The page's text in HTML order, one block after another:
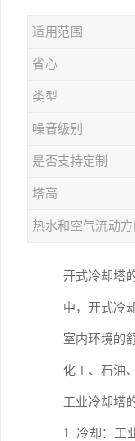
适用范围
省心
类型
噪音级别
是否支持定制
塔高
热水和空气流动方
开式冷却塔
中，开式冷
室内环境的
化工、石油
工业冷却塔
1. 冷却：工